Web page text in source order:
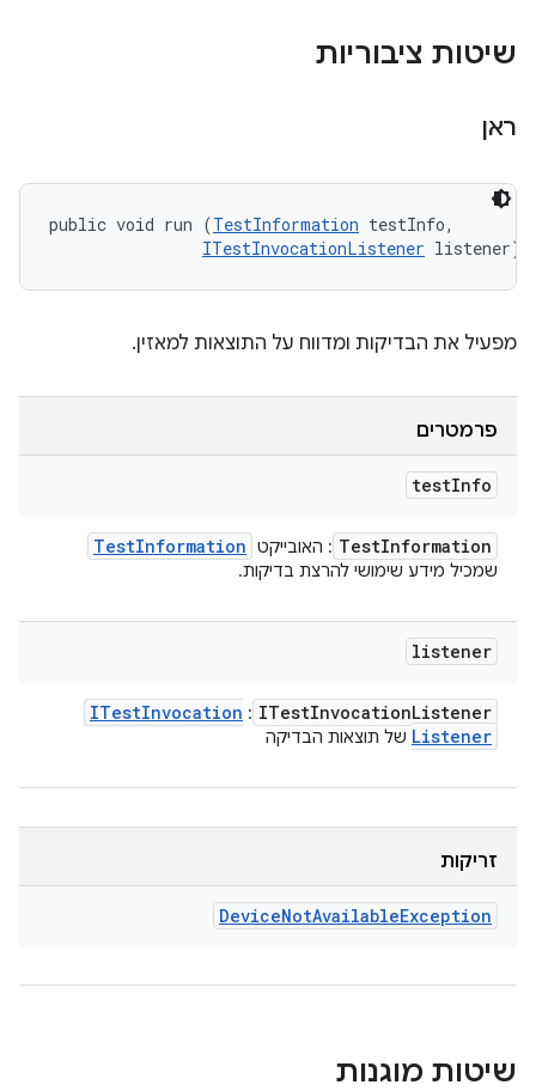
שיטות ציבוריות
ראן
public void run (TestInformation testInfo,
ITestInvocationListener listener)
מפעיל את הבדיקות ומדווח על התוצאות למאזין.
פרמטרים
testInfo
TestInformation : האובייקט TestInformation
שמכיל מידע שימושי להרצת בדיקות.
listener
ITestInvocationListener
:
ITestInvocation
Listener של תוצאות הבדיקה
זריקות
DeviceNotAvailableException
שיטות מוגנות